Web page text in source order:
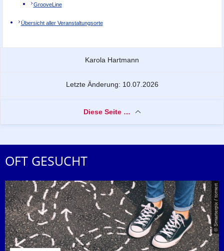
GrooveLine
Übersicht aller Veranstaltungsorte
Karola Hartmann
Letzte Änderung: 10.07.2026
Diese Seite …
OFT GESUCHT
© Smarterpix / tomert